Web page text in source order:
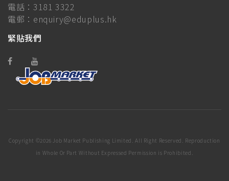
電話： 3181 3322
電郵： enquiry@eduplus.hk
緊貼我們
Copyright ©2026 Job Market Publishing Limited. All Right Reserved. Reproduction
in Whole Or Part Without Expressed Permission is Prohibited.